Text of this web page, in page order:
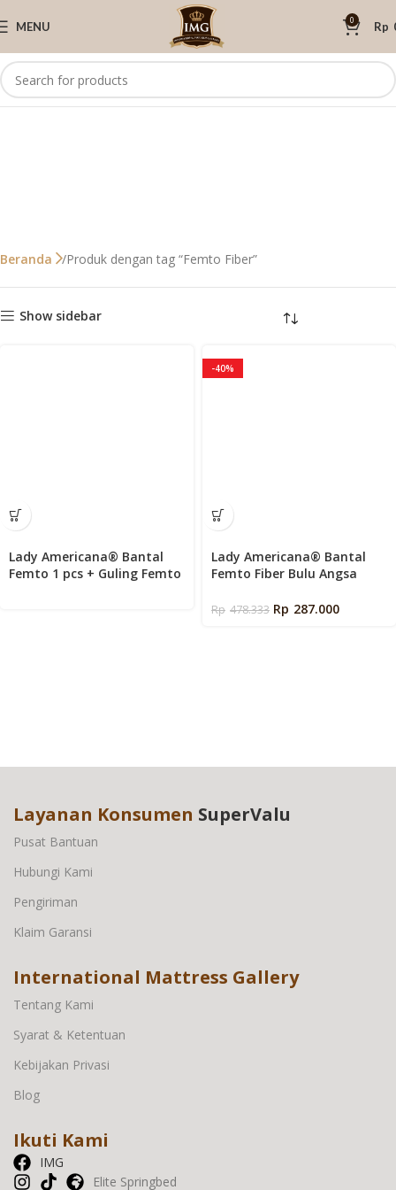
MENU 0 Rp
Beranda Produk dengan tag “Femto Fiber”
Show sidebar
Lady Americana® Bantal
Femto 1 pcs + Guling Femto
-40%
Lady Americana® Bantal
Femto Fiber Bulu Angsa
Rp 478.333 Rp 287.000
Layanan Konsumen SuperValu
Pusat Bantuan
Hubungi Kami
Pengiriman
Klaim Garansi
International Mattress Gallery
Tentang Kami
Syarat & Ketentuan
Kebijakan Privasi
Blog
Ikuti Kami
IMG
Elite Springbed